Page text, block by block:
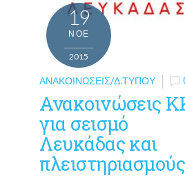
19
ΝΟΈ
2015
ΑΝΑΚΟΙΝΏΣΕΙΣ/Δ.ΤΎΠΟΥ
Ανακοινώσεις
για σεισμό
Λευκάδας και
πλειστηριασμούς